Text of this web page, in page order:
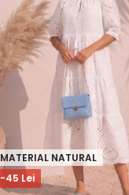
-45 Lei
MATERIAL NATURAL